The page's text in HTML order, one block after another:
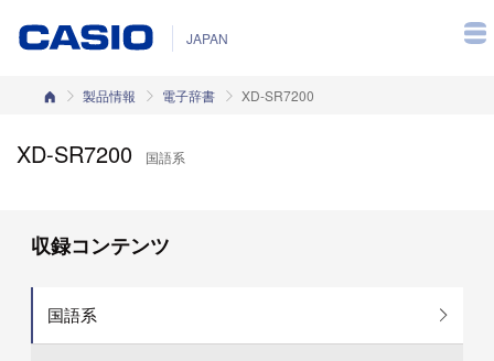
JAPAN
カシオホーム
製品情報 電子辞書 XD-SR7200
XD-SR7200 国語系
収録コンテンツ
国語系